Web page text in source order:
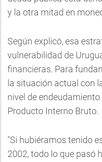
y la otra mitad en
Según explicó, esa
vulnerabilidad de
financieras. Para
la situación actual con
nivel de endeudamiento
Producto Interno Bruto.
"Si hubiéramos tenido
2002, todo lo que pasó